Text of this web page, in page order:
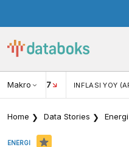
Makro
USD/IDR 17 INFLASI YOY
Home Data Stories Energi
ENERGI